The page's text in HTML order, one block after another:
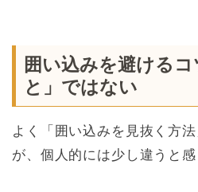
囲い込みを避ける
と」ではない
よく「囲い込みを見抜く方
が、個人的には少し違うと